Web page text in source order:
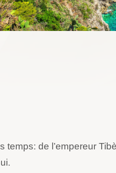
de l’empereur